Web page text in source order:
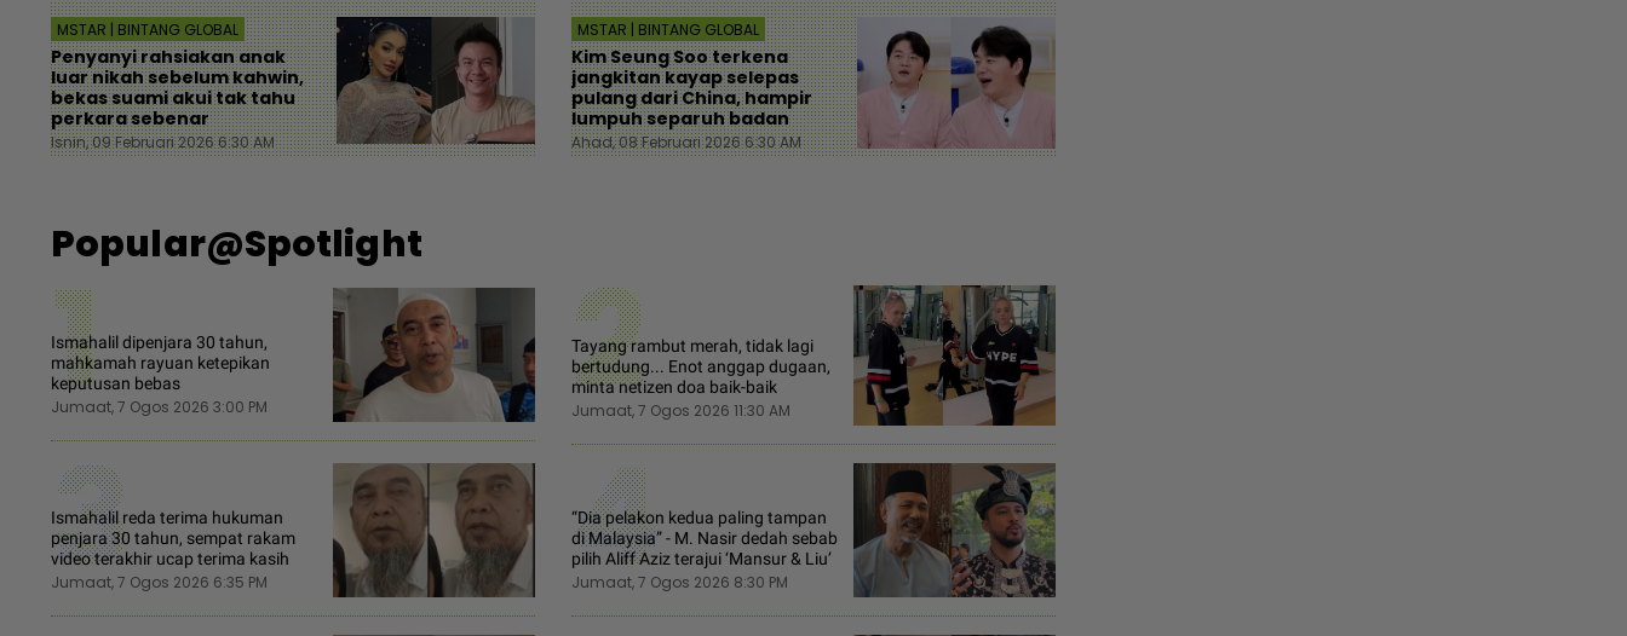
MSTAR | BINTANG GLOBAL
Penyanyi rahsiakan anak
luar nikah sebelum kahwin,
bekas suami akui tak tahu
perkara sebenar
Isnin, 09 Februari 2026 6:30 AM
MSTAR | BINTANG GLOBAL
Kim Seung Soo terkena
jangkitan kayap selepas
pulang dari China, hampir
lumpuh separuh badan
Ahad, 08 Februari 2026 6:30 AM
Popular@Spotlight
1
Ismahalil dipenjara 30 tahun,
mahkamah rayuan ketepikan
keputusan bebas
Jumaat, 7 Ogos 2026 3:00 PM 2
Tayang rambut merah, tidak lagi
bertudung... Enot anggap dugaan,
minta netizen doa baik-baik
Jumaat, 7 Ogos 2026 11:30 AM
3
Ismahalil reda terima hukuman
penjara 30 tahun, sempat rakam
video terakhir ucap terima kasih
Jumaat, 7 Ogos 2026 6:35 PM 4
“Dia pelakon kedua paling tampan
di Malaysia” - M. Nasir dedah sebab
pilih Aliff Aziz terajui ‘Mansur & Liu’
Jumaat, 7 Ogos 2026 8:30 PM